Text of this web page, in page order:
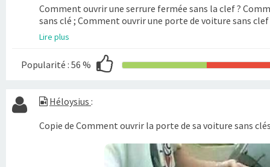
Comment ouvrir une serrure fermée sans la clef ?
sans clé ; Comment ouvrir une porte de voiture sans clef
Lire plus
Popularité : 56 %
Héloysius :
Copie de Comment ouvrir la porte de sa voiture sans